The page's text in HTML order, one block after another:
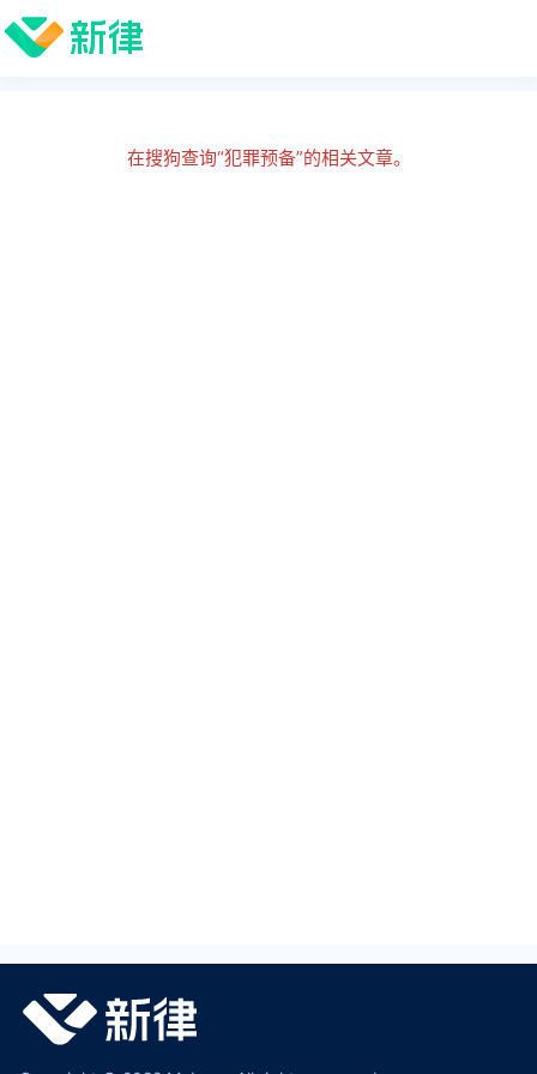
在搜狗查询“犯罪预备”的相关文章。